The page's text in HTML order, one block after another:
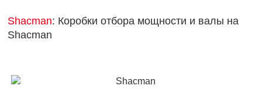
Shacman: Коробки отбора мощности и валы на
Shacman